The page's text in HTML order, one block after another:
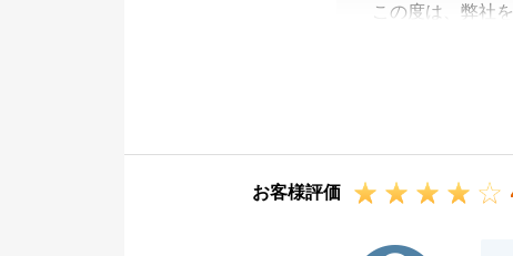
この度は、弊社
この場をお借り
今後とも宜しく
お客様評価